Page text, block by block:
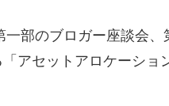
部のブロガー座談会
アセットアロケーショ